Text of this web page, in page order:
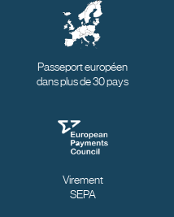
Passeport européen
dans plus de 30 pays
Virement
SEPA